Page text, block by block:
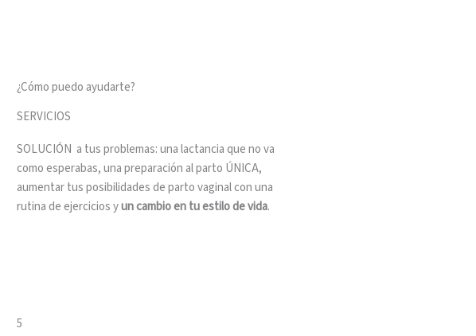
¿Cómo puedo ayudarte?
SERVICIOS
SOLUCIÓN a tus problemas: una lactancia que no va
como esperabas, una preparación al parto ÚNICA,
aumentar tus posibilidades de parto vaginal con una
rutina de ejercicios yun cambio en tu estilo de vida.
5